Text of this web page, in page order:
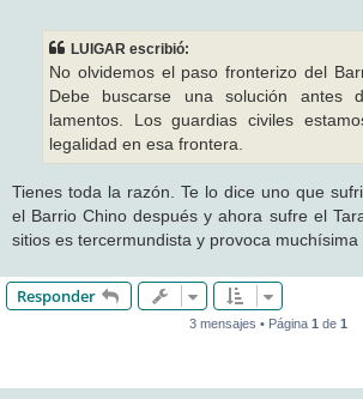
LUIGAR escribió:
No olvidemos el paso fronterizo del
Debe buscarse una solución antes
lamentos. Los guardias civiles
legalidad en esa frontera.
Tienes toda la razón. Te lo dice uno que
el Barrio Chino después y ahora sufre el
sitios es tercermundista y provoca muchísima
Responder
3 mensajes • Página 1 de 1